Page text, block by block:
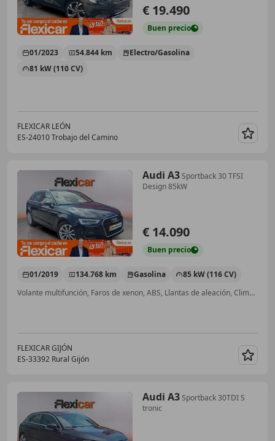
€ 19.490
Buen precio
01/2023 54.844 km
Electro/Gasolina
81 kW (110 CV)
FLEXICAR LEÓN
ES-24010 Trobajo del Camino
Audi A3Sportback 30 TFSI
Design 85kW
€ 14.090
Buen precio
01/2019 134.768 km Gasolina
85 kW (116 CV)
Volante multifunción, Faros de xenon, ABS, Llantas de aleación, Climatizador automático
FLEXICAR GIJÓN
ES-33392 Rural Gijón
Audi A3Sportback 30TDI S
tronic